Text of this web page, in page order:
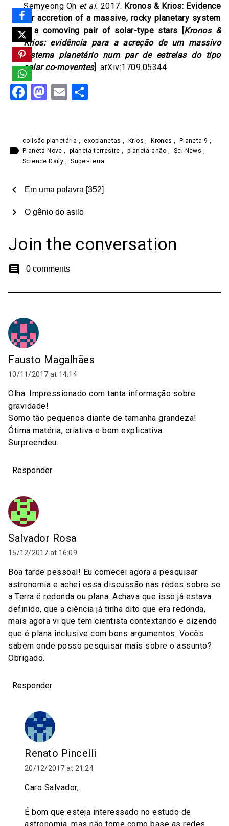
Semyeong Oh et al. 2017. Kronos & Krios: Evidence
for accretion of a massive, rocky planetary system
in a comoving pair of solar-type stars
[Kronos &
Krios: evidência para a acreção de um massivo
sistema planetário num par de estrelas do tipo
solar co-moventes]. arXiv:1709.05344
Facebook
Mastodon
Email
label
colisão planetária exoplanetas Krios Kronos Planeta 9
Planeta Nove
planeta terrestre planeta-anão Sci-News
Science Daily
Super-Terra
chevron_left Em uma palavra [352]
O gênio do asilo
chevron_right
Join the conversation
comment 0 comments
Fausto Magalhães
10/11/2017 at 14:14
Olha. Impressionado com tanta informação sobre
gravidade!
Somo tão pequenos diante de tamanha grandeza!
Ótima matéria, criativa e bem explicativa.
Surpreendeu.
Responder
Salvador Rosa
15/12/2017 at 16:09
Boa tarde pessoal! Eu comecei agora a pesquisar
astronomia e achei essa discussão nas redes sobre se
a Terra é redonda ou plana. Achava que isso já estava
definido, que a ciência já tinha dito que era redonda,
mais agora vi que tem cientista contextando e dizendo
que é plana inclusive com bons argumentos. Vocês
sabem onde posso pesquisar mais sobre o assunto?
Obrigado.
Responder
Renato Pincelli
20/12/2017 at 21:24
Caro Salvador,
É bom que esteja interessado no estudo de
astronomia, mas não tome como base as redes